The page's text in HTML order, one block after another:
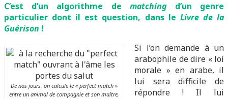
C’est d’un algorithme de matchingd’un genre
particulier dont il est question, dans le Livre de la
Guérison !
De nos jours, on calcule le « perfect match »
entre un animal de compagnie et son maître,
Si l’on demande à un
arabophile de dire « loi
morale » en arabe, il
lui sera difficile de
répondre ! Il lui